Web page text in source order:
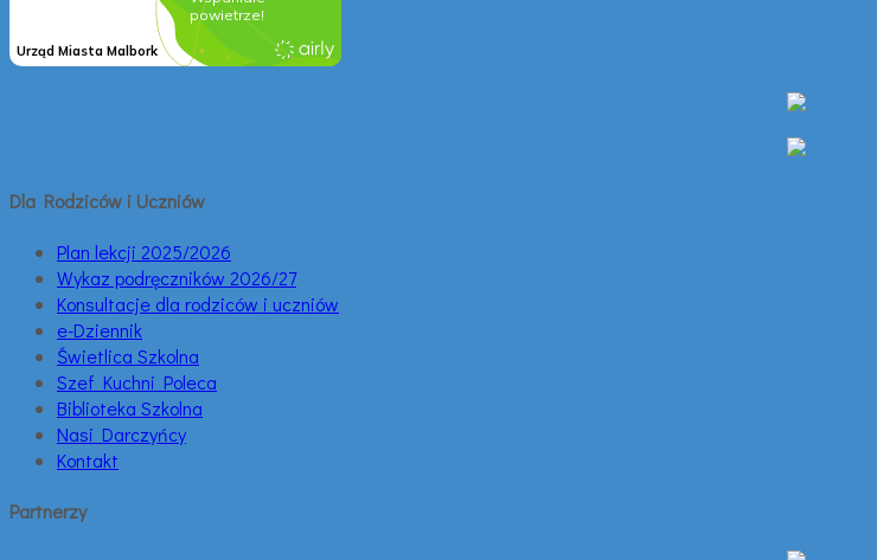
Dla Rodziców i Uczniów
Plan lekcji 2025/2026
Wykaz podręczników 2026/27
Konsultacje dla rodziców i uczniów
e-Dziennik
Świetlica Szkolna
Szef Kuchni Poleca
Biblioteka Szkolna
Nasi Darczyńcy
Kontakt
Partnerzy